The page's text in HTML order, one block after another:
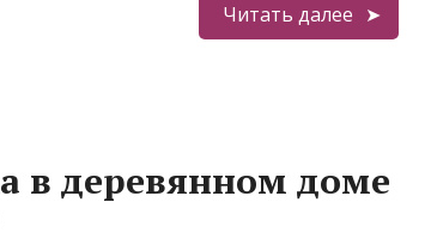
Читать далее
в деревянном доме